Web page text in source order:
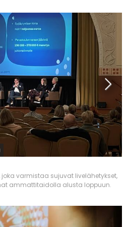
varmistaa sujuvat livelähetykset,
ammattitaidolla alusta loppuun.